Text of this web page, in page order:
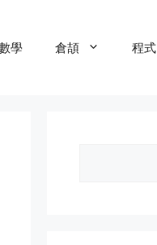
學 倉頡 程式